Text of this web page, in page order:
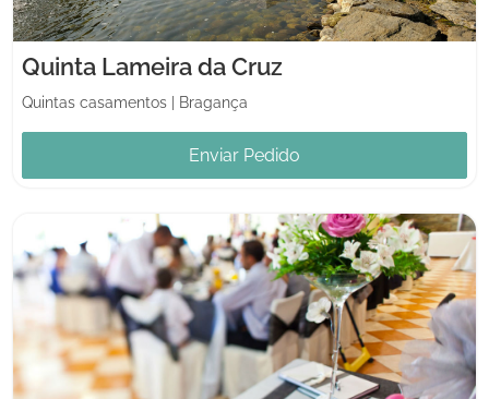
Quinta Lameira da Cruz
Quintas casamentos Bragança
Enviar Pedido